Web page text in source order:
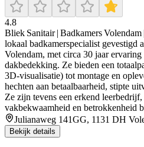
4.8
Bliek Sanitair | Badkamers
lokaal badkamerspecialist gevestigd
Volendam, met circa 30 jaar
dakbedekking. Ze bieden een
3D‑visualisatie) tot montage en
hechten aan betaalbaarheid, stipte
Ze zijn tevens een erkend
vakbekwaamheid en betrokkenheid
Julianaweg 141GG, 1131 DH
Bekijk details